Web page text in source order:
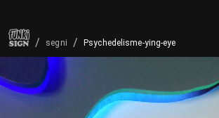
/ segni / Psychedelisme-ying-eye